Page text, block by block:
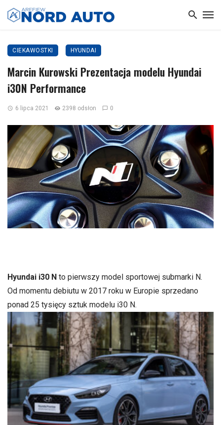
CIEKAWOSTKI HYUNDAI
Marcin Kurowski Prezentacja modelu Hyundai
i30N Performance
6 lipca 2021 2398 odsłon 0
Hyundai i30 N to pierwszy model sportowej submarki N.
Od momentu debiutu w 2017 roku w Europie sprzedano
ponad 25 tysięcy sztuk modelu i30 N.